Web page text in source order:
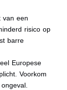
van een
risico op
barre
Europese
Voorkom